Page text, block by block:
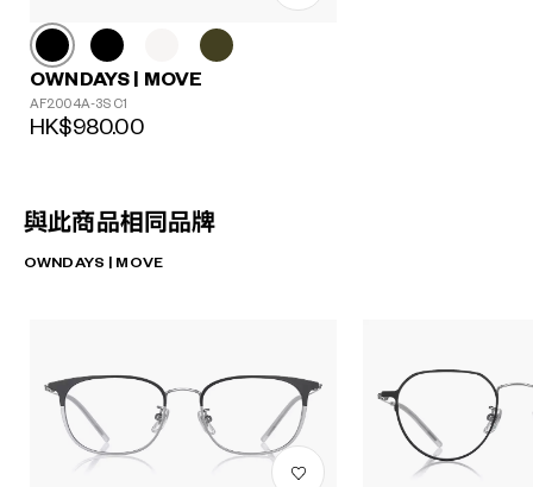
OWNDAYS | MOVE
AF2004A-3S C1
HK$980.00
與此商品相同品牌
OWNDAYS | MOVE